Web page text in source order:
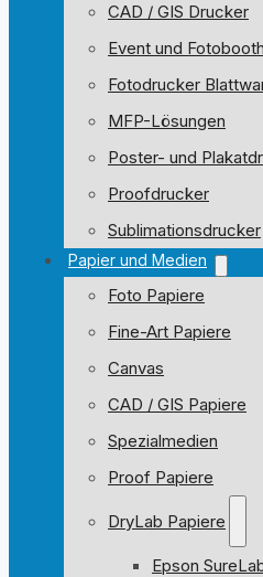
CAD / GIS Drucker
Event und Fotobooth
Fotodrucker
MFP-Lösungen
Poster- und
Proofdrucker
Sublimationsdrucker
Papier und Medien
Foto Papiere
Fine-Art Papiere
Canvas
CAD / GIS Papiere
Spezialmedien
Proof Papiere
DryLab Papiere
Epson